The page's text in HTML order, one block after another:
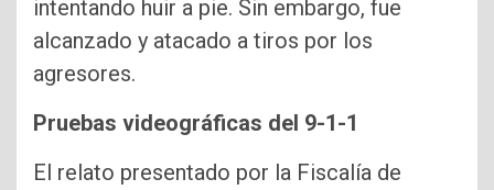
intentando huir a pie. Sin embargo, fue
alcanzado y atacado a tiros por los
agresores.
Pruebas videográficas del 9-1-1
El relato presentado por la Fiscalía de